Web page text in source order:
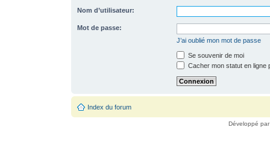
Nom d’utilisateur:
Mot de passe:
J’ai oublié mon mot de passe
Se souvenir de moi
Cacher mon statut en ligne
Index du forum
Développé